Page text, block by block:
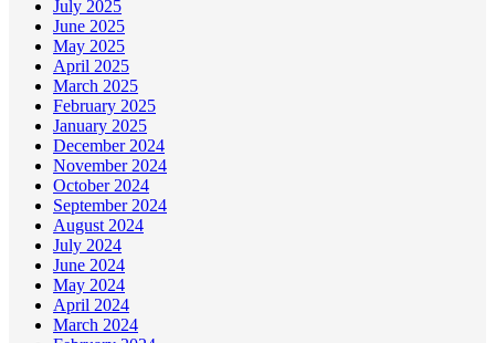
July 2025
June 2025
May 2025
April 2025
March 2025
February 2025
January 2025
December 2024
November 2024
October 2024
September 2024
August 2024
July 2024
June 2024
May 2024
April 2024
March 2024